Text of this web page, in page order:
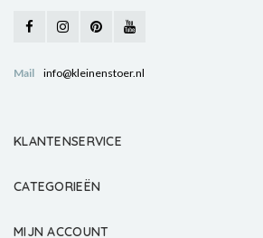
Mail info@kleinenstoer.nl
KLANTENSERVICE
CATEGORIEËN
MIJN ACCOUNT